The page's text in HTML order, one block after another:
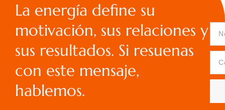
La energía define su
motivación, sus relaciones y
sus resultados. Si resuenas
con este mensaje,
hablemos.